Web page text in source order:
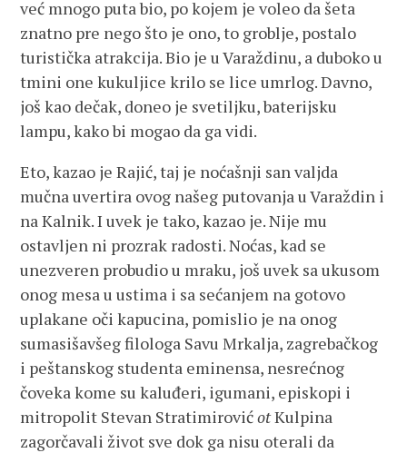
već mnogo puta bio, po kojem je voleo da šeta
znatno pre nego što je ono, to groblje, postalo
turistička atrakcija. Bio je u Varaždinu, a duboko u
tmini one kukuljice krilo se lice umrlog. Davno,
još kao dečak, doneo je svetiljku, baterijsku
lampu, kako bi mogao da ga vidi.
Eto, kazao je Rajić, taj je noćašnji san valjda
mučna uvertira ovog našeg putovanja u Varaždin i
na Kalnik. I uvek je tako, kazao je. Nije mu
ostavljen ni prozrak radosti. Noćas, kad se
unezveren probudio u mraku, još uvek sa ukusom
onog mesa u ustima i sa sećanjem na gotovo
uplakane oči kapucina, pomislio je na onog
sumasišavšeg filologa Savu Mrkalja, zagrebačkog
i peštanskog studenta eminensa, nesrećnog
čoveka kome su kaluđeri, igumani, episkopi i
mitropolit Stevan StratimirovićotKulpina
zagorčavali život sve dok ga nisu oterali da